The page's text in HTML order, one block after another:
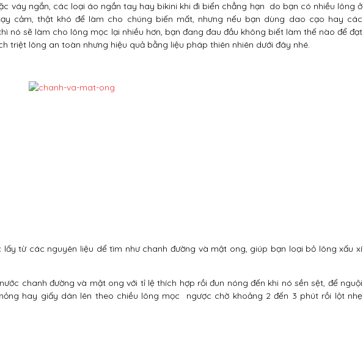
váy ngắn, các loại áo ngắn tay hay bikini khi đi biển chẳng hạn do bạn có nhiều lông ở
cảm, thật khó để làm cho chúng biến mất, nhưng nếu bạn dùng dao cạo hay các
nó sẽ làm cho lông mọc lại nhiều hơn, bạn đang đau đầu không biết làm thế nào để đạt
triệt lông an toàn nhưng hiệu quả bằng liệu pháp thiên nhiên dưới đây nhé.
từ các nguyên liệu dể tìm như chanh đường và mật ong, giúp bạn loại bỏ lông xấu xí
chanh đường và mật ong với tỉ lệ thích hợp rồi đun nóng đến khi nó sền sệt, để nguội
hay giấy dán lên theo chiều lông mọc ngược chờ khoảng 2 đến 3 phút rồi lột nhẹ